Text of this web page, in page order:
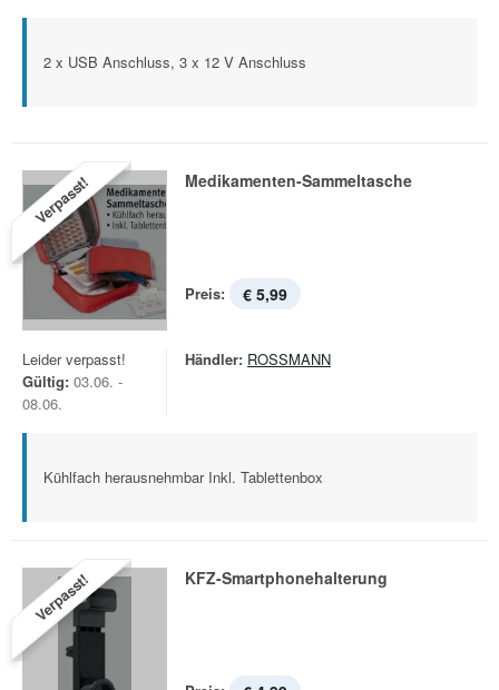
2 x USB Anschluss, 3 x 12 V Anschluss
Verpasst! Medikamenten-Sammeltasche
Preis: € 5,99
Leider verpasst!
Gültig: 03.06. -
08.06.
Händler: ROSSMANN
Kühlfach herausnehmbar Inkl. Tablettenbox
Verpasst! KFZ-Smartphonehalterung